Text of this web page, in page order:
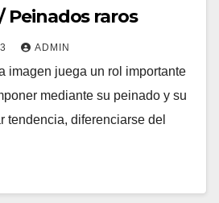
Peinados raros
ADMIN
imagen juega un rol importante
mediante su peinado y su
tendencia, diferenciarse del